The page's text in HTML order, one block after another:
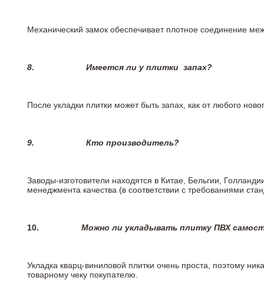
Механический замок обеспечивает плотное соединение
8. Имеется ли у плитки запах?
После укладки плитки может быть запах, как от любого
9. Кто производитель?
Заводы-изготовители находятся в Китае, Бельгии,
менеджмента качества (в соответствии с требованиями
10. Можно ли укладывать плитку ПВХ
Укладка кварц-виниловой плитки очень проста, поэтому
товарному чеку покупателю.